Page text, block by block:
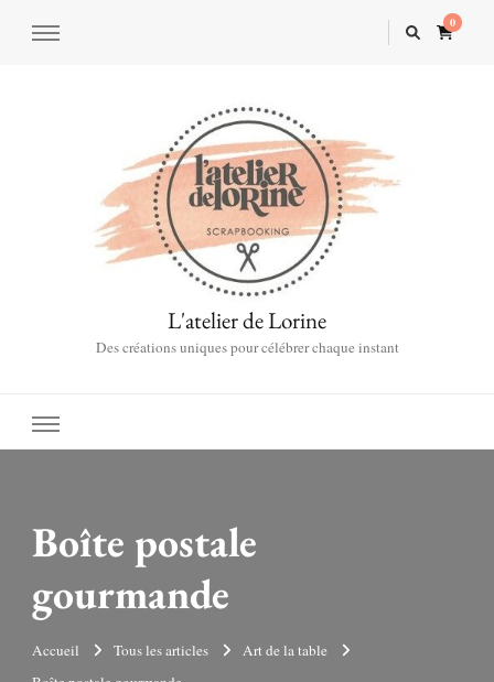
0
L'atelier de Lorine
Des créations uniques pour célébrer chaque instant
Boîte postale
gourmande
Accueil Tous les articles
Art de la table